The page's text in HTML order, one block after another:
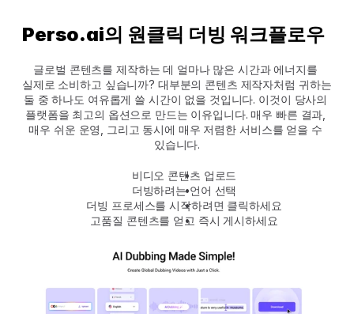
Perso.ai의 원클릭 더빙 워크플로우
글로벌 콘텐츠를 제작하는 데 얼마나 많은 시간과 에너지를
실제로 소비하고 싶습니까? 대부분의 콘텐츠 제작자처럼 귀하는
둘 중 하나도 여유롭게 쓸 시간이 없을 것입니다. 이것이 당사의
플랫폼을 최고의 옵션으로 만드는 이유입니다. 매우 빠른 결과,
매우 쉬운 운영, 그리고 동시에 매우 저렴한 서비스를 얻을 수
있습니다.
비디오 콘텐츠 업로드
더빙하려는 언어 선택
더빙 프로세스를 시작하려면 클릭하세요
고품질 콘텐츠를 얻고 즉시 게시하세요